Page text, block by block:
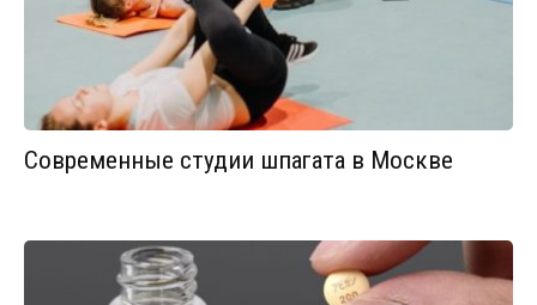
Современные студии шпагата в Москве